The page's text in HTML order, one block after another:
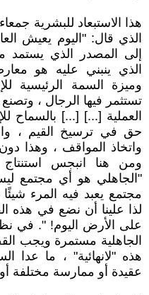
هذا الاستبعاد للبشرية
الذي قال: "اليوم يعيش
إلى المصدر الذي يستمد
الذي ينبني عليه هو
وميزة السمة الرئيسية
تستثمر فيها الرجال ،
العملية [...] [...] بالسماح
حق في ترسيخ القيم ،
واتخاذ المواقف ، وهذا دون
ومن هنا انبجس
"الجاهلي هو أي مجتمع
مجتمع يعبد فيه المرء
لذا علينا أن نضع في هذه
على الأرض اليوم! ". في
الجاهلية مستمرة ويجب
هذه "لانهائية" ، ما عدا
عقيدة أو ممارسة مختلفة